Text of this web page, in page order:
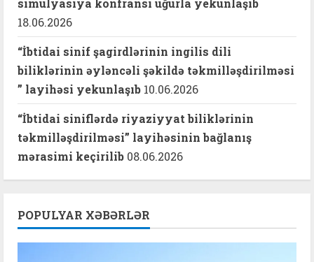
simulyasiya konfransı uğurla yekunlaşıb
18.06.2026
“İbtidai sinif şagirdlərinin ingilis dili
biliklərinin əyləncəli şəkildə təkmilləşdirilməsi
” layihəsi yekunlaşıb 10.06.2026
“İbtidai siniflərdə riyaziyyat biliklərinin
təkmilləşdirilməsi” layihəsinin bağlanış
mərasimi keçirilib 08.06.2026
POPULYAR XƏBƏRLƏR